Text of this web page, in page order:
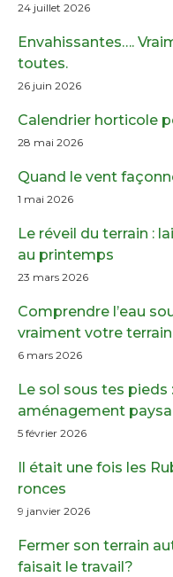
24 juillet 2026
Envahissantes….
toutes.
26 juin 2026
Calendrier horticole
28 mai 2026
Quand le vent
1 mai 2026
Le réveil du terrain :
au printemps
23 mars 2026
Comprendre l’eau
vraiment votre terrain
6 mars 2026
Le sol sous tes
aménagement
5 février 2026
Il était une fois les
ronces
9 janvier 2026
Fermer son terrain
faisait le travail?